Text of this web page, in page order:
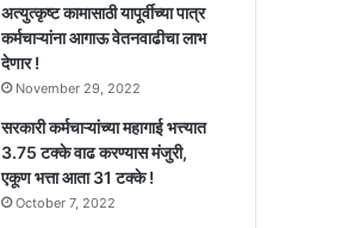
अत्युत्कृष्ट कामासाठी यापूर्वीच्या पात्र
कर्मचाऱ्यांना आगाऊ वेतनवाढीचा लाभ
देणार !
November 29, 2022
सरकारी कर्मचाऱ्यांच्या महागाई भत्त्यात
3.75 टक्के वाढ करण्यास मंजुरी,
एकूण भत्ता आता 31 टक्के !
October 7, 2022